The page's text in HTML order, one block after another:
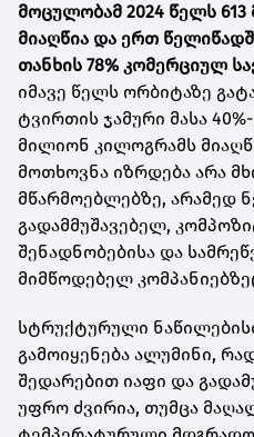
მოცულობამ 2024 წელს
მიაღწია და ერთ
თანხის 78% კომერციულ
იმავე წელს ორბიტაზე
ტვირთის ჯამური მასა
მილიონ კილოგრამს
მოთხოვნა იზრდება არა
მწარმოებლებზე, არამედ
გადამმუშავებელ,
შენადნობებისა და
მიმწოდებელ
სტრუქტურული
გამოიყენება ალუმინი,
შედარებით იაფი და
უფრო ძვირია, თუმცა